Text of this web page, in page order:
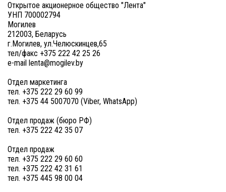
Открытое акционерное общество "Лента"
УНП 700002794
Могилев
212003, Беларусь
г.Могилев, ул.Челюскинцев,65
тел/факс +375 222 42 25 26
e-mail lenta@mogilev.by
Отдел маркетинга
тел. +375 222 29 60 99
тел. +375 44 5007070 (Viber, WhatsApp)
Отдел продаж (бюро РФ)
тел. +375 222 42 35 07
Отдел продаж
тел. +375 222 29 60 60
тел. +375 222 42 31 61
тел. +375 445 98 00 04